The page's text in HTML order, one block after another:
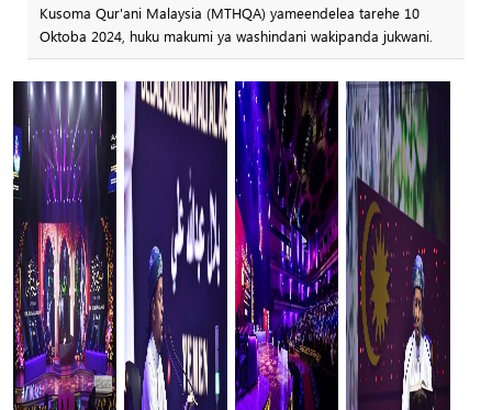
Kusoma Qur'ani Malaysia (MTHQA) yameendelea tarehe 10
Oktoba 2024, huku makumi ya washindani wakipanda jukwani.